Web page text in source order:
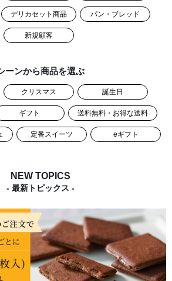
デリカセット商品 パン・ブレッド
新規顧客
ーンから商品を選ぶ
クリスマス 誕生日
ギフト 送料無料・お得な送料
定番スイーツ eギフト
NEW TOPICS
- 最新トピックス -